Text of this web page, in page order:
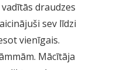
draudzes
sev līdzi
vienīgais.
Mācītāja